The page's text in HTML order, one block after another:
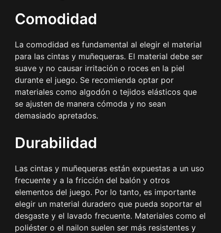
Comodidad
La comodidad es fundamental al elegir el material
para las cintas y muñequeras. El material debe ser
suave y no causar irritación o roces en la piel
durante el juego. Se recomienda optar por
materiales como algodón o tejidos elásticos que
se ajusten de manera cómoda y no sean
demasiado apretados.
Durabilidad
Las cintas y muñequeras están expuestas a un uso
frecuente y a la fricción del balón y otros
elementos del juego. Por lo tanto, es importante
elegir un material duradero que pueda soportar el
desgaste y el lavado frecuente. Materiales como el
poliéster o el nailon suelen ser más resistentes y